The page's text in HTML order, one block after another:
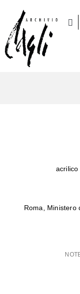
Roma, Ministero